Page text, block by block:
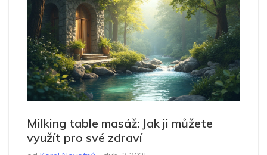
Milking table masáž: Jak ji můžete
využít pro své zdraví